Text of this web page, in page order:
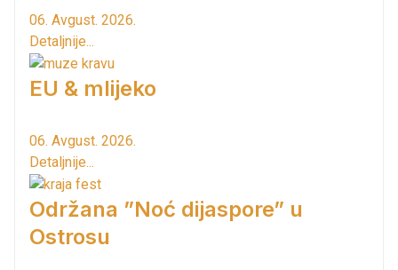
06. Avgust. 2026.
Detaljnije...
EU & mlijeko
06. Avgust. 2026.
Detaljnije...
Održana ”Noć dijaspore” u
Ostrosu